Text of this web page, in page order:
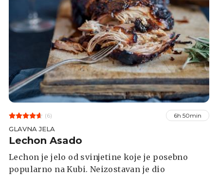
(6) 6h 50min
GLAVNA JELA
Lechon Asado
Lechon je jelo od svinjetine koje je posebno
popularno na Kubi. Neizostavan je dio